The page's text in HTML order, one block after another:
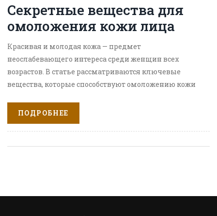
Секретные вещества для
омоложения кожи лица
Красивая и молодая кожа — предмет
неослабевающего интереса среди женщин всех
возрастов. В статье рассматриваются ключевые
вещества, которые способствуют омоложению кожи
антивозрастной косметологии и оказывают видимый
эффект. Мы поделимся интересными фактами и
советами по правильному уходу за кожей. Узнайте,
какие ингредиенты выбирать, чтобы сохранить
ПОДРОБНЕЕ